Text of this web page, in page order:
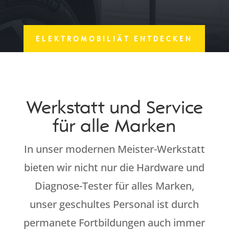
ELEKTROMOBILIÄT ENTDECKEN
Werkstatt und Service
für alle Marken
In unser modernen Meister-Werkstatt
bieten wir nicht nur die Hardware und
Diagnose-Tester für alles Marken,
unser geschultes Personal ist durch
permanete Fortbildungen auch immer